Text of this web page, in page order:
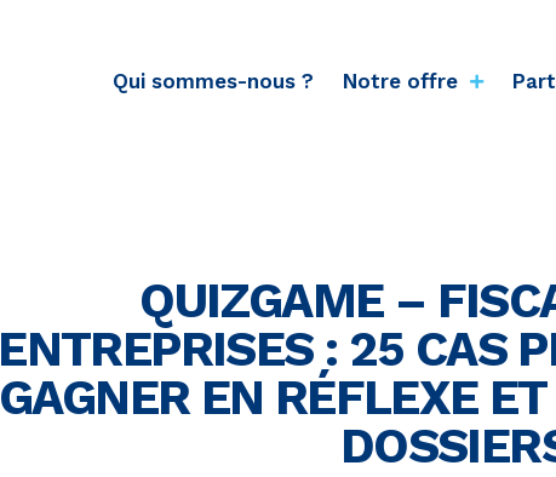
Qui sommes-nous ? Notre offre
QUIZGAME –
ENTREPRISES : 25 CAS
GAGNER EN RÉFLEXE